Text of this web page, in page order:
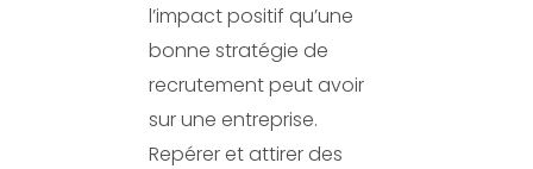
l’impact positif qu’une
bonne stratégie de
recrutement peut avoir
sur une entreprise.
Repérer et attirer des